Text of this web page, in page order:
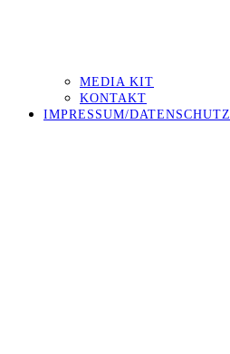
MEDIA KIT
KONTAKT
IMPRESSUM/DATENSCHUTZ